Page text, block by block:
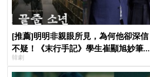
[推薦]明明非親眼所見，為何他卻深信
不疑！《末行手記》學生崔顯旭妙筆生
花讓老師崔岷植一步步深陷
韓劇